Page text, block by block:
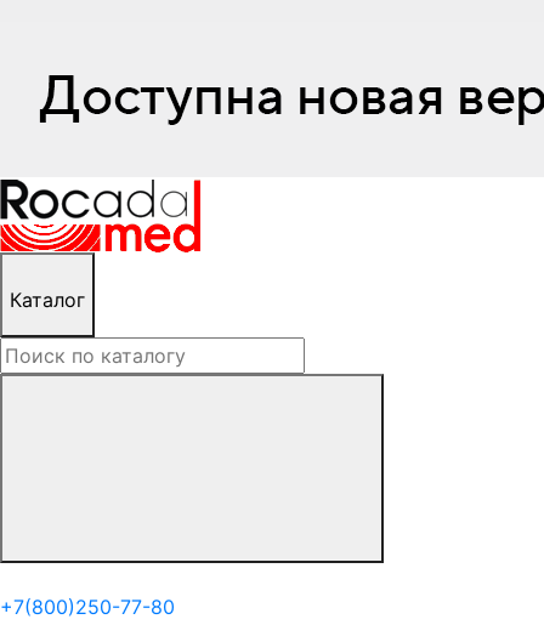
Каталог
+7(800)250-77-80